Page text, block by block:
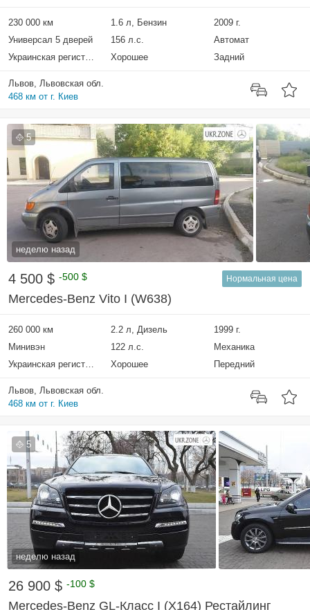
230 000 км 1.6 л, Бензин
2009 г.
Универсал 5 дверей
156 л.с.
Автомат
Украинская регистрация
Хорошее Задний
Львов, Львовская обл.
468 км от г. Киев
5
неделю назад
4 500 $ -500 $ Нормальная цена
Mercedes-Benz Vito I (W638)
260 000 км 2.2 л, Дизель
1999 г.
Минивэн
122 л.с.
Механика
Украинская регистрация
Хорошее Передний
Львов, Львовская обл.
468 км от г. Киев
5
неделю назад
26 900 $ -100 $
Mercedes-Benz GL-Класс I (X164) Рестайлинг